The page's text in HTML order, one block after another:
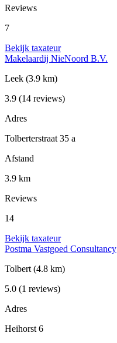
Reviews
7
Bekijk taxateur
Makelaardij NieNoord B.V.
Leek (3.9 km)
3.9 (14 reviews)
Adres
Tolberterstraat 35 a
Afstand
3.9 km
Reviews
14
Bekijk taxateur
Postma Vastgoed Consultancy
Tolbert (4.8 km)
5.0 (1 reviews)
Adres
Heihorst 6